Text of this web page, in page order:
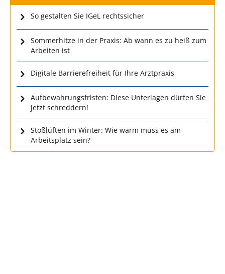
So gestalten Sie IGeL rechtssicher
Sommerhitze in der Praxis: Ab wann es zu heiß zum
Arbeiten ist
Digitale Barrierefreiheit für Ihre Arztpraxis
Aufbewahrungsfristen: Diese Unterlagen dürfen Sie
jetzt schreddern!
Stoßlüften im Winter: Wie warm muss es am
Arbeitsplatz sein?